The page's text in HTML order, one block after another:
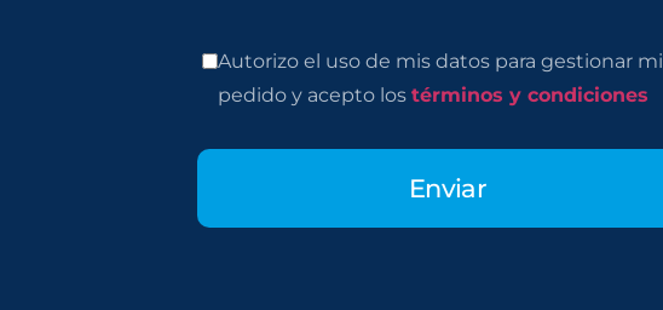
Autorizo el uso de mis datos para gestionar mi
pedido y acepto los términos y condiciones
Enviar